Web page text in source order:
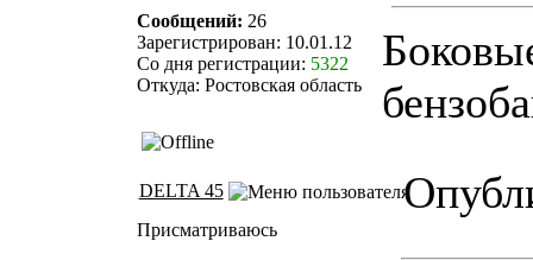
Сообщений: 26
Зарегистрирован: 10.01.12
Со дня регистрации: 5322
Откуда: Ростовская область
DELTA 45
Присматриваюсь